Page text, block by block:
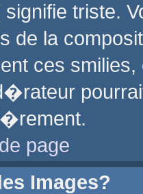
signifie triste.
la
ces
page
Images?